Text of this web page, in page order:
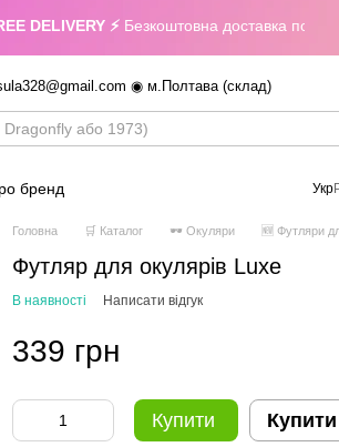
DELIVERY ⚡Безкоштовна доставка по всій
◉ м.Полтава (склад)
бренд
Укр
Головна 🛒 Каталог 🕶 Окуляри 🆕 Футляри
Футляр для окулярів Luxe
В наявності Написати відгук
339 грн
Купити Купити